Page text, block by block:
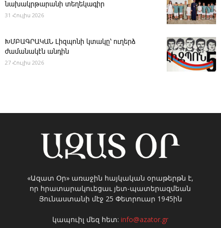
նախակրթարանի տեղեկագիր
31 Հուլիս 2026
ԽՄԲԱԳՐԱԿԱՆ ­Լիզպոնի կտակը՝ ուղերձ
ժամանակէն անդին
27 Հուլիս 2026
«Ազատ Օր» առաջին հայկական օրաթերթն է,
որ հրատարակուեցաւ յետ-պատերազմեան
Յունաստանի մէջ 25 Փետրուար 1945ին
կապուիլ մեզ հետ:info@azator.gr